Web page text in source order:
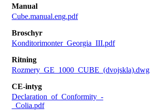
Manual
Cube.manual.eng.pdf
Broschyr
Konditorimonter_Georgia_III.pdf
Ritning
Rozmery_GE_1000_CUBE_(dvojskla).dwg
CE-intyg
Declaration_of_Conformity_-
_Colia.pdf